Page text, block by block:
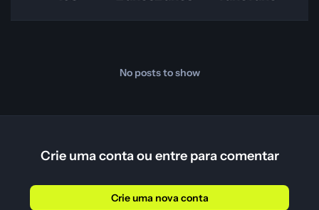
No posts to show
Crie uma conta ou entre para comentar
Crie uma nova conta